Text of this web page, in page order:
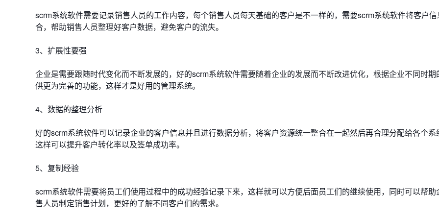
scrm系统软件需要记录销售人员的工作内容，每个销售人员每天基础的客户是不一样的，需要scrm系统软件将客户
合，帮助销售人员整理好客户数据，避免客户的流失。
3、扩展性要强
企业是需要跟随时代变化而不断发展的，好的scrm系统软件需要随着企业的发展而不断改进优化，根据企业不同时期
供更为完善的功能，这样才是好用的管理系统。
4、数据的整理分析
好的scrm系统软件可以记录企业的客户信息并且进行数据分析，将客户资源统一整合在一起然后再合理分配给各个系
这样可以提升客户转化率以及签单成功率。
5、复制经验
scrm系统软件需要将员工们使用过程中的成功经验记录下来，这样就可以方便后面员工们的继续使用，同时可以帮助
售人员制定销售计划，更好的了解不同客户们的需求。